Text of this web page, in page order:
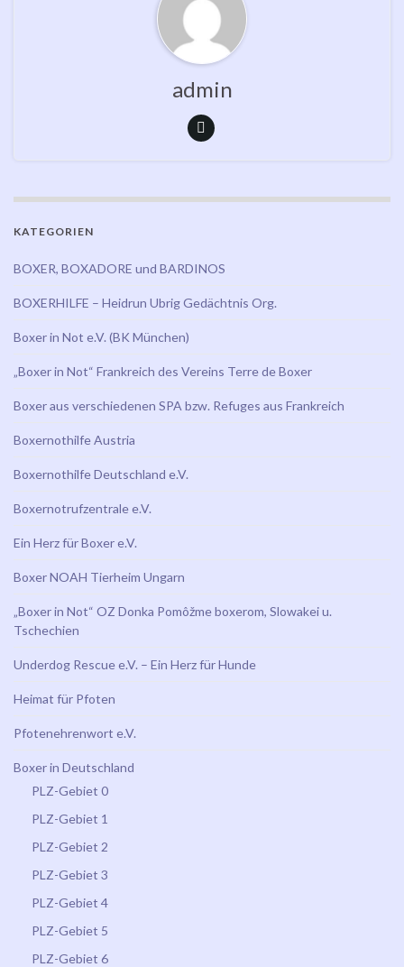
admin
KATEGORIEN
BOXER, BOXADORE und BARDINOS
BOXERHILFE – Heidrun Ubrig Gedächtnis Org.
Boxer in Not e.V. (BK München)
„Boxer in Not“ Frankreich des Vereins Terre de Boxer
Boxer aus verschiedenen SPA bzw. Refuges aus Frankreich
Boxernothilfe Austria
Boxernothilfe Deutschland e.V.
Boxernotrufzentrale e.V.
Ein Herz für Boxer e.V.
Boxer NOAH Tierheim Ungarn
„Boxer in Not“ OZ Donka Pomôžme boxerom, Slowakei u.
Tschechien
Underdog Rescue e.V. – Ein Herz für Hunde
Heimat für Pfoten
Pfotenehrenwort e.V.
Boxer in Deutschland
PLZ-Gebiet 0
PLZ-Gebiet 1
PLZ-Gebiet 2
PLZ-Gebiet 3
PLZ-Gebiet 4
PLZ-Gebiet 5
PLZ-Gebiet 6